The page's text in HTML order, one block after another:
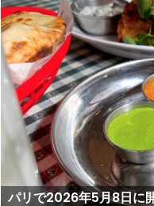
パリで2026年5月8日に